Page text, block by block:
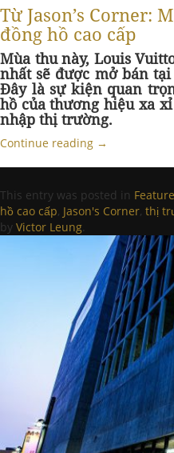
Từ Jason’s Corner:
đồng hồ cao cấp
Mùa thu này, Louis
nhất sẽ được mở bán
Đây là sự kiện quan
hồ của thương hiệu xa
nhập thị trường.
Continue reading →
This entry was posted in
hồ cao cấp, Jason's Corner, thị
by Victor Leung.